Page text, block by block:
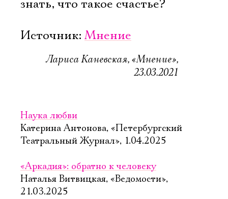
знать, что такое счастье?
Источник: Мнение
Лариса Каневская, «Мнение»,
23.03.2021
Наука любви
Катерина Антонова, «Петербургский
Театральный Журнал», 1.04.2025
«Аркадия»: обратно к человеку
Наталья Витвицкая, «Ведомости»,
21.03.2025